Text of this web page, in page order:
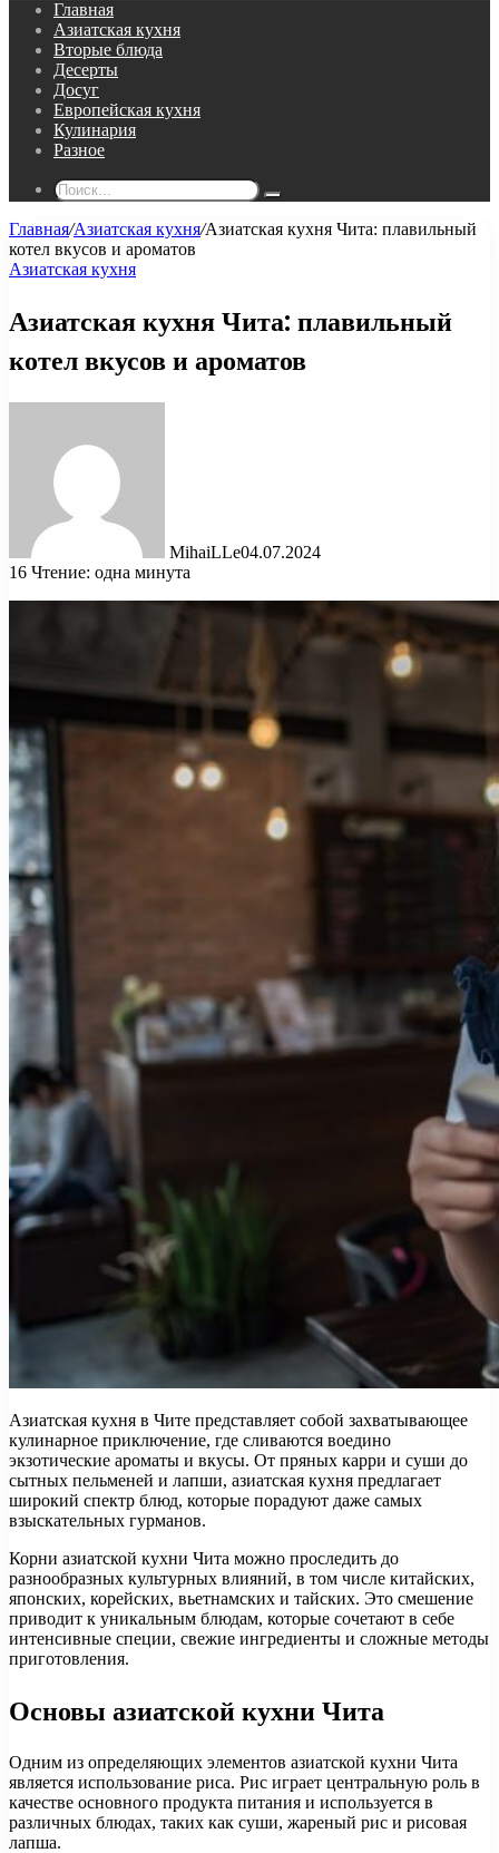
Главная
Азиатская кухня
Вторые блюда
Десерты
Досуг
Европейская кухня
Кулинария
Разное
Поиск...
Главная/Азиатская кухня/Азиатская кухня Чита: плавильный
котел вкусов и ароматов
Азиатская кухня
Азиатская кухня Чита: плавильный
котел вкусов и ароматов
MihaiLLe04.07.2024
16 Чтение: одна минута
Азиатская кухня в Чите представляет собой захватывающее
кулинарное приключение, где сливаются воедино
экзотические ароматы и вкусы. От пряных карри и суши до
сытных пельменей и лапши, азиатская кухня предлагает
широкий спектр блюд, которые порадуют даже самых
взыскательных гурманов.
Корни азиатской кухни Чита можно проследить до
разнообразных культурных влияний, в том числе китайских,
японских, корейских, вьетнамских и тайских. Это смешение
приводит к уникальным блюдам, которые сочетают в себе
интенсивные специи, свежие ингредиенты и сложные методы
приготовления.
Основы азиатской кухни Чита
Одним из определяющих элементов азиатской кухни Чита
является использование риса. Рис играет центральную роль в
качестве основного продукта питания и используется в
различных блюдах, таких как суши, жареный рис и рисовая
лапша.